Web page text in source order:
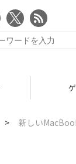
> 新しい